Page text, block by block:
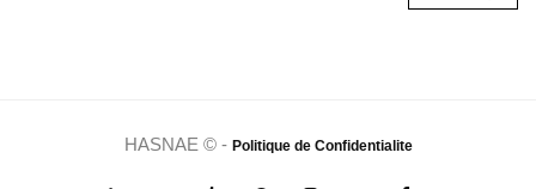
HASNAE © - Politique de Confidentialite